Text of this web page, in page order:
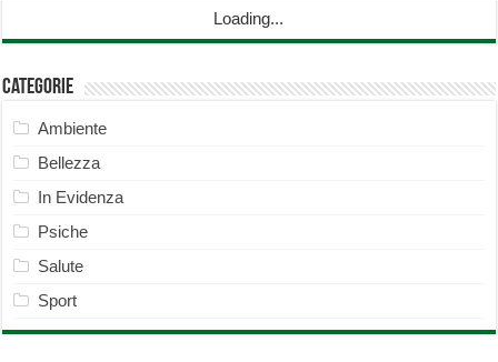
Loading...
Categorie
Ambiente
Bellezza
In Evidenza
Psiche
Salute
Sport